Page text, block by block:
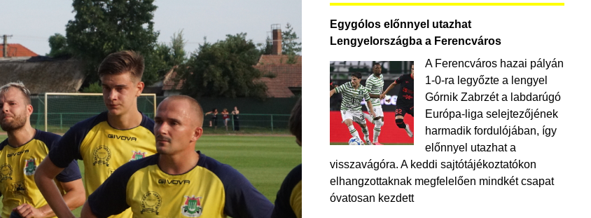
Egygólos előnnyel utazhat
Lengyelországba a Ferencváros
A Ferencváros hazai pályán
1-0-ra legyőzte a lengyel
Górnik Zabrzét a labdarúgó
Európa-liga selejtezőjének
harmadik fordulójában, így
előnnyel utazhat a
visszavágóra. A keddi sajtótájékoztatókon
elhangzottaknak megfelelően mindkét csapat
óvatosan kezdett